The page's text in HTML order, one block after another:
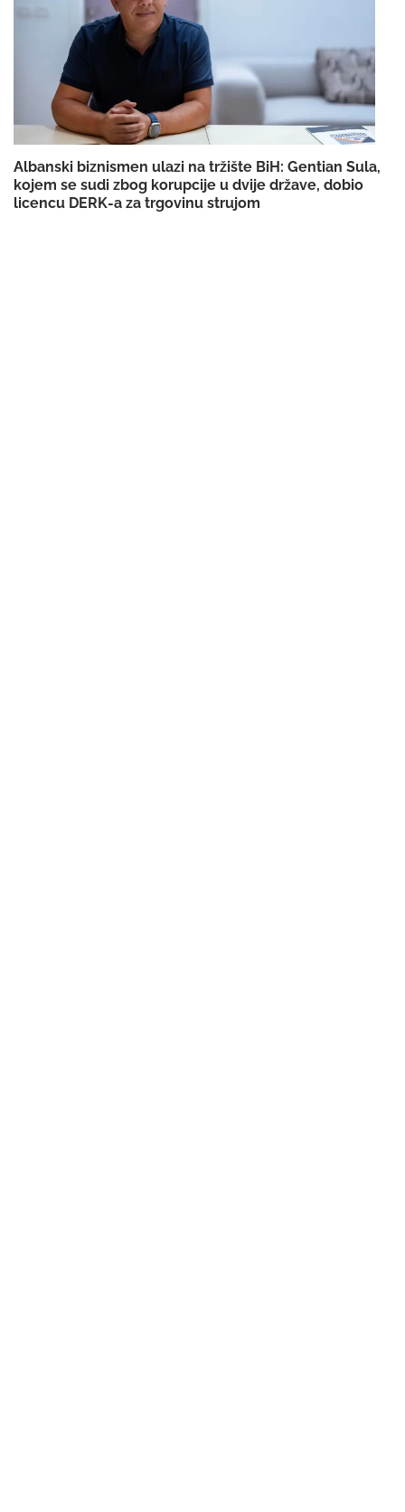
Albanski biznismen ulazi na tržište BiH: Gentian Sula,
kojem se sudi zbog korupcije u dvije države, dobio
licencu DERK-a za trgovinu strujom